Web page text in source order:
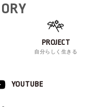
PROJECT
自分らしく生きる
YOUTUBE